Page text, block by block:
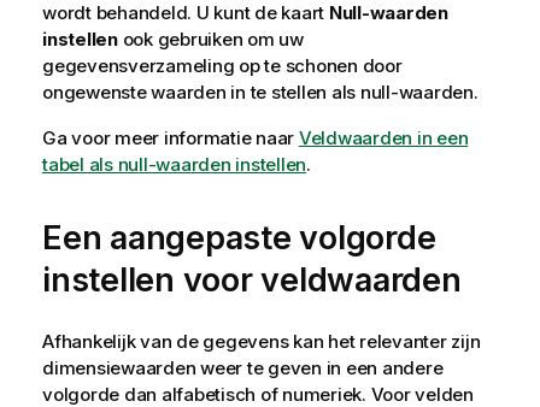
wordt behandeld. U kunt de kaart Null-waarden
instellenook gebruiken om uw
gegevensverzameling op te schonen door
ongewenste waarden in te stellen als null-waarden.
Ga voor meer informatie naar Veldwaarden in een
tabel als null-waarden instellen.
Een aangepaste volgorde
instellen voor veldwaarden
Afhankelijk van de gegevens kan het relevanter zijn
dimensiewaarden weer te geven in een andere
volgorde dan alfabetisch of numeriek. Voor velden